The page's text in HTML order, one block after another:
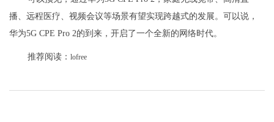
播、远程医疗、视频会议等场景有望实现跨越式的发展。可以说，
华为5G CPE Pro 2的到来，开启了一个全新的网络时代。
推荐阅读： lofree